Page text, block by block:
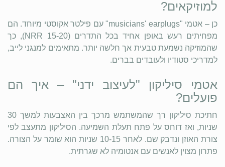
למוזיקאים?
כן – אטמי "musicians' earplugs" עם פילטר אקוסטי מיוחד. הם
מפחיתים רעש באופן אחיד בכל התדרים (NRR 15-20), כך
שהמוזיקה נשמעת טבעית אך חלשה יותר. מתאימים למנגני לייב,
למדריכי סטודיו ולעובדים בברים.
אטמי סיליקון "לעיצוב ידני" – איך הם
פועלים?
חתיכת סיליקון רך שהמשתמש מרכך בין האצבעות למשך 30
שניות, ואז דוחס על פתח תעלת השמיעה. הסיליקון מתעצב לפי
צורת האוזן ונדבק שם. לאחר 10-15 שניות הוא שומר על הצורה.
פתרון מצוין לאנשים עם אנטומיה לא שגרתית.